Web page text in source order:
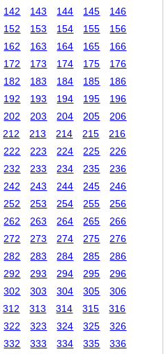
142 143 144 145
146
152 153 154 155
156
162 163 164 165
166
172 173 174 175
176
182 183 184 185
186
192 193 194 195
196
202 203 204 205
206
212 213 214 215
216
222 223 224 225
226
232 233 234 235
236
242 243 244 245
246
252 253 254 255
256
262 263 264 265
266
272 273 274 275
276
282 283 284 285
286
292 293 294 295
296
302 303 304 305
306
312 313 314 315
316
322 323 324 325
326
332 333 334 335
336